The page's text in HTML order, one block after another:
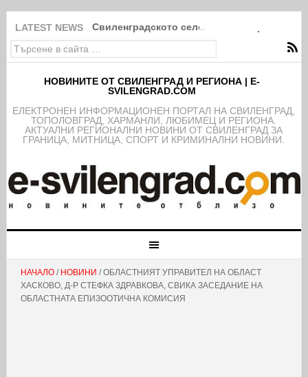
LATEST NEWS Свиленградското село Мезек събра света
НОВИНИТЕ ОТ СВИЛЕНГРАД И РЕГИОНА | E-
SVILENGRAD.COM
EЛЕКТРОНЕН ИНФОРМАЦИОНЕН ПОРТАЛ НА СВИЛЕНГРАД,
ТОПОЛОВГРАД, ХАРМАНЛИ, ЛЮБИМЕЦ И РЕГИОНА.
АКТУАЛНИ РЕГИОНАЛНИ НОВИНИ ОТ СВИЛЕНГРАД ЗА
ГРАНИЦА, МИТНИЦА, СПОРТ И КРИМИНАЛНИ НОВИНИ.
НАЧАЛО/ НОВИНИ / ОБЛАСТНИЯТ УПРАВИТЕЛ НА ОБЛАСТ
ХАСКОВО, Д-Р СТЕФКА ЗДРАВКОВА, СВИКА ЗАСЕДАНИЕ НА
ОБЛАСТНАТА ЕПИЗООТИЧНА КОМИСИЯ